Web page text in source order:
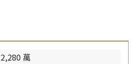
2,280 萬